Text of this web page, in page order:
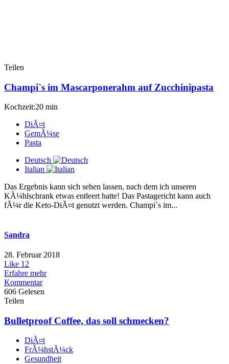
Teilen
Champi`s im Mascarponerahm auf Zucchinipasta
Kochzeit:20 min
DiÃ¤t
GemÃ¼se
Pasta
Deutsch
Italian
Das Ergebnis kann sich sehen lassen, nach dem ich unseren
KÃ¼hlschrank etwas entleert hatte! Das Pastagericht kann auch
fÃ¼r die Keto-DiÃ¤t genutzt werden. Champi`s im...
Sandra
28. Februar 2018
Like 12
Erfahre mehr
Kommentar
606 Gelesen
Teilen
Bulletproof Coffee, das soll schmecken?
DiÃ¤t
FrÃ¼hstÃ¼ck
Gesundheit